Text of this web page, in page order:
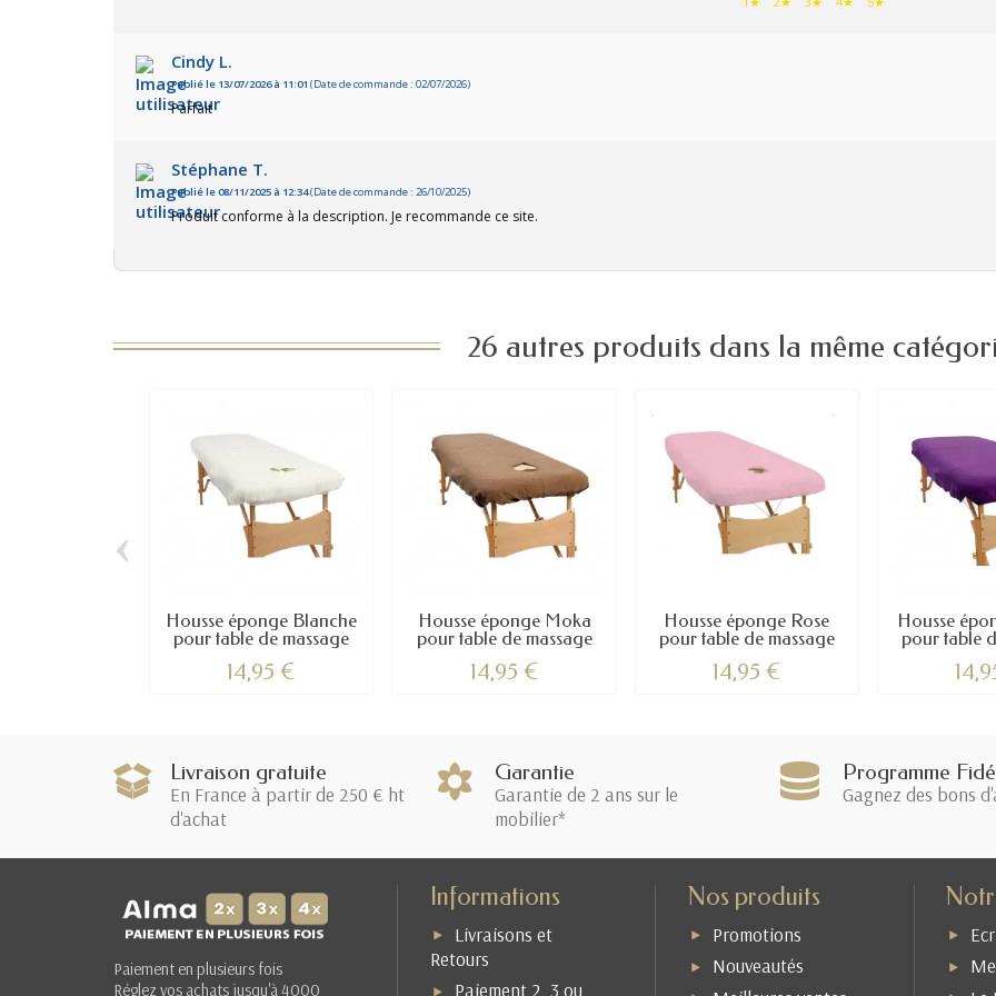
Cindy L.
Publié le 13/07/2026 à 11:01 (Date de commande : 02/07/2026)
Parfait
Stéphane T.
Publié le 08/11/2025 à 12:34(Date de commande : 26/10/2025)
Produit conforme à la description. Je recommande ce site.
26 autres produits dans la même
Housse éponge Blanche
pour table de massage
14,95 €
Housse éponge Moka
pour table de massage
14,95 €
Housse éponge Rose
pour table de massage
14,95 €
Housse
pour table
‹
Livraison gratuite
En France à partir de 250 € ht
d'achat
Garantie
Garantie de 2 ans sur le
mobilier*
Programme
Gagnez des bons
Paiement en plusieurs fois
Réglez vos achats jusqu'à 4000
Informations
Livraisons et
Retours
Paiement 2, 3 ou
Nos produits
Promotions
Nouveautés